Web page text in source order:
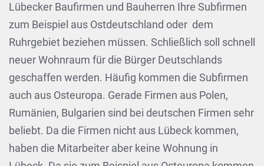
Lübecker Baufirmen und Bauherren Ihre Subfirmen
zum Beispiel aus Ostdeutschland oder dem
Ruhrgebiet beziehen müssen. Schließlich soll schnell
neuer Wohnraum für die Bürger Deutschlands
geschaffen werden. Häufig kommen die Subfirmen
auch aus Osteuropa. Gerade Firmen aus Polen,
Rumänien, Bulgarien sind bei deutschen Firmen sehr
beliebt. Da die Firmen nicht aus Lübeck kommen,
haben die Mitarbeiter aber keine Wohnung in